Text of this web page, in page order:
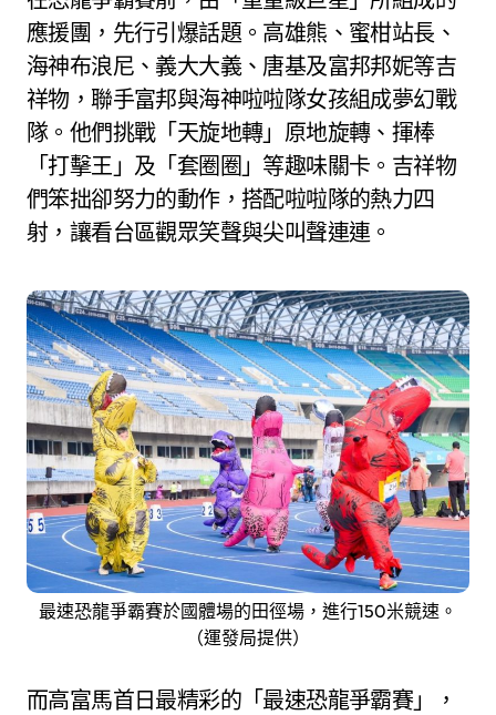
應援團，先行引爆話題。高雄熊、蜜柑站長、
海神布浪尼、義大大義、唐基及富邦邦妮等吉
祥物，聯手富邦與海神啦啦隊女孩組成夢幻戰
隊。他們挑戰「天旋地轉」原地旋轉、揮棒
「打擊王」及「套圈圈」等趣味關卡。吉祥物
們笨拙卻努力的動作，搭配啦啦隊的熱力四
射，讓看台區觀眾笑聲與尖叫聲連連。
最速恐龍爭霸賽於國體場的田徑場，進行150米競速。
（運發局提供）
而高富馬首日最精彩的「最速恐龍爭霸賽」，